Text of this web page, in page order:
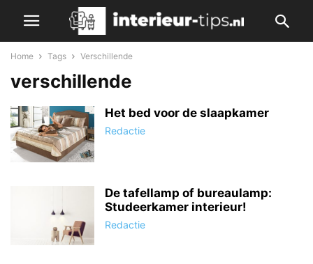
Home Tags Verschillende
verschillende
Het bed voor de slaapkamer
Redactie
De tafellamp of bureaulamp:
Studeerkamer interieur!
Redactie